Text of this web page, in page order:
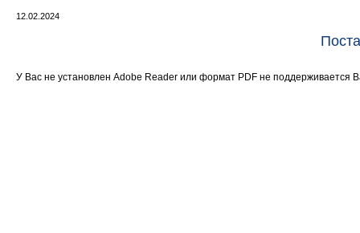
12.02.2024
У Вас не установлен Adobe Reader или формат PDF не поддерживается